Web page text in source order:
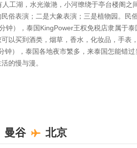
工湖，水光潋滟，小河缭绕于亭台楼阁
俗表演；二是大象表演；三是植物园。民
），泰国KingPower王权免税店隶属于
以买到酒类，烟草，香水，化妆品，手表
），泰国各地夜市繁多，来泰国怎能错
的慢与漫。
曼谷 北京